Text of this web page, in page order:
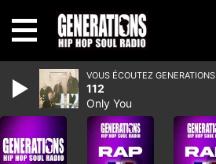
VOUS ÉCOUTEZ GENERATIONS
112
Only You